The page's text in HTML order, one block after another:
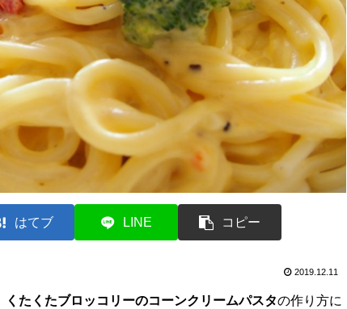
はてブ LINE コピー
2019.12.11
くたくたブロッコリーのコーンクリームパスタの作り方に